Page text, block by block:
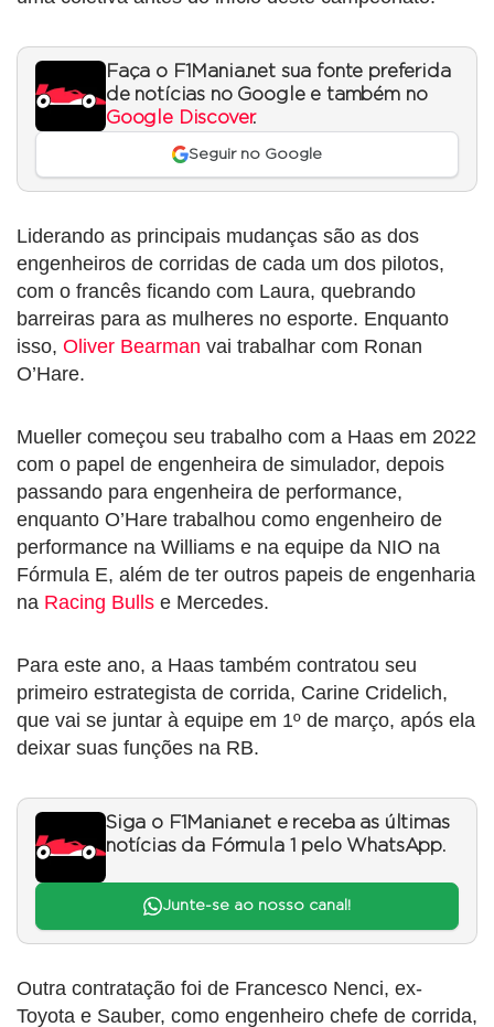
Faça o F1Mania.net sua fonte preferida
de notícias no Google e também no
Google Discover.
Seguir no Google
Liderando as principais mudanças são as dos
engenheiros de corridas de cada um dos pilotos,
com o francês ficando com Laura, quebrando
barreiras para as mulheres no esporte. Enquanto
isso, Oliver Bearman vai trabalhar com Ronan
O’Hare.
Mueller começou seu trabalho com a Haas em 2022
com o papel de engenheira de simulador, depois
passando para engenheira de performance,
enquanto O’Hare trabalhou como engenheiro de
performance na Williams e na equipe da NIO na
Fórmula E, além de ter outros papeis de engenharia
na Racing Bulls e Mercedes.
Para este ano, a Haas também contratou seu
primeiro estrategista de corrida, Carine Cridelich,
que vai se juntar à equipe em 1º de março, após ela
deixar suas funções na RB.
Siga o F1Mania.net e receba as últimas
notícias da Fórmula 1 pelo WhatsApp.
Junte-se ao nosso canal!
Outra contratação foi de Francesco Nenci, ex-
Toyota e Sauber, como engenheiro chefe de corrida,